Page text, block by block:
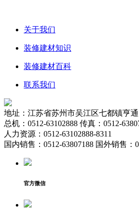
关于我们
装修建材知识
装修建材百科
联系我们
地址：江苏省苏州市吴江区七都镇亨
总机：0512-63102888 传真：0512-
人力资源：0512-63102888-8311
国内销售：0512-63807188 国外销售：
官方微信